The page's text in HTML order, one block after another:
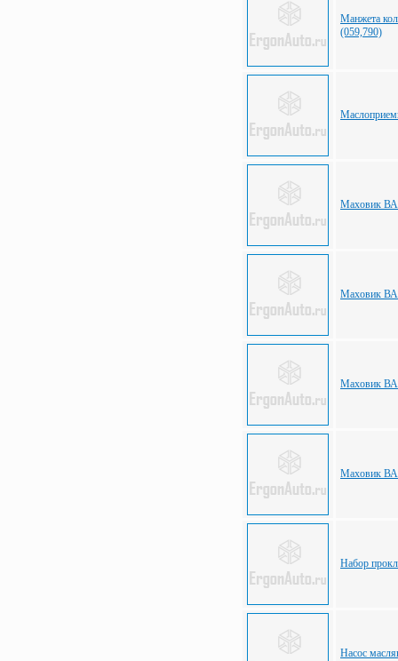
Манжета
(059,790)
Маховик
Маховик
Маховик
Маховик
Набор
Насос